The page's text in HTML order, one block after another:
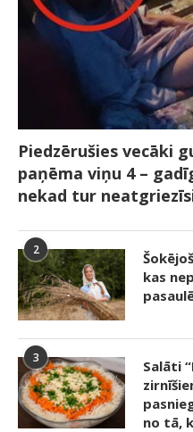
Piedzērušies vecāki
paņēma viņu 4 –
nekad tur
2
kas
3
Salāti
no tā,